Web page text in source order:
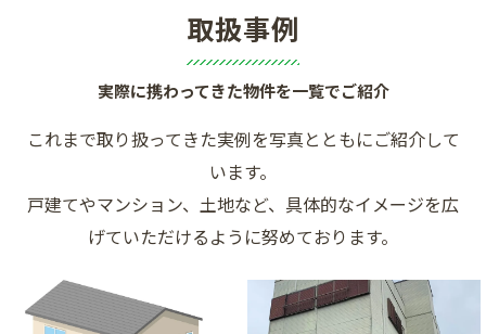
実際に携わってきた物件を一覧でご紹介
取扱事例
これまで取り扱ってきた実例を写真とともにご紹介して
います。
戸建てやマンション、土地など、具体的なイメージを広
げていただけるように努めております。